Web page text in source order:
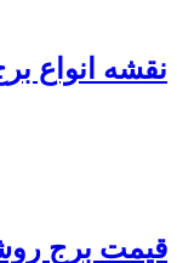
انواع
برج